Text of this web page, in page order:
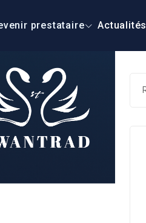
prestataire Actualités